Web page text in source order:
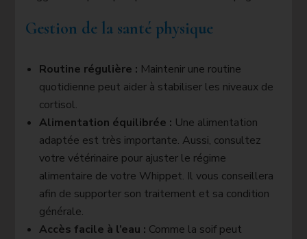
Gestion de la santé physique
Routine régulière : Maintenir une routine
quotidienne peut aider à stabiliser les niveaux de
cortisol.
Alimentation équilibrée : Une alimentation
adaptée est très importante. Aussi, consultez
votre vétérinaire pour ajuster le régime
alimentaire de votre Whippet. Il vous conseillera
afin de supporter son traitement et sa condition
générale.
Accès facile à l’eau : Comme la soif peut